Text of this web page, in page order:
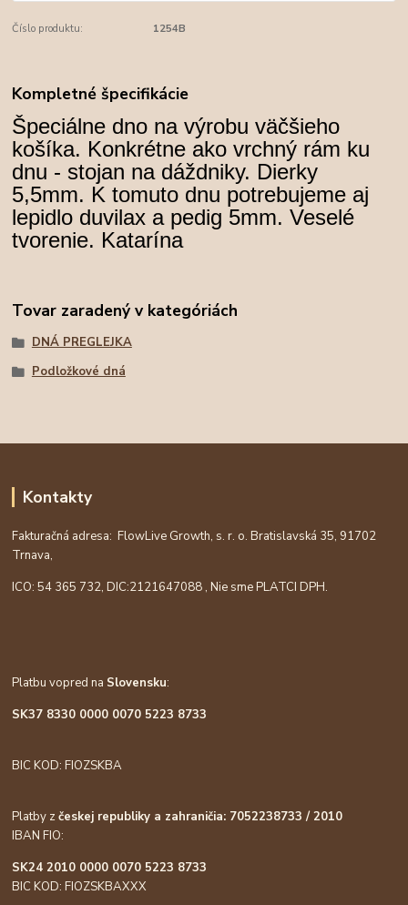
Číslo produktu: 1254B
Kompletné špecifikácie
Špeciálne dno na výrobu väčšieho
košíka. Konkrétne ako vrchný rám ku
dnu - stojan na dáždniky. Dierky
5,5mm. K tomuto dnu potrebujeme aj
lepidlo duvilax a pedig 5mm. Veselé
tvorenie. Katarína
Tovar zaradený v kategóriách
DNÁ PREGLEJKA
Podložkové dná
Kontakty
Fakturačná adresa: FlowLive Growth, s. r. o. Bratislavská 35, 91702
Trnava,
ICO: 54 365 732, DIC:2121647088 , Nie sme PLATCI DPH.
Platbu vopred na Slovensku:
SK37 8330 0000 0070 5223 8733
BIC KOD: FIOZSKBA
Platby zčeskej republiky a zahraničia: 7052238733 / 2010
IBAN FIO:
SK24 2010 0000 0070 5223 8733
BIC KOD: FIOZSKBAXXX